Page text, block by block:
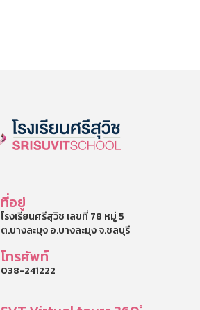
ที่อยู่
โรงเรียนศรีสุวิช เลขที่ 78 หมู่ 5
ต.บางละมุง อ.บางละมุง จ.ชลบุรี
โทรศัพท์
038-241222